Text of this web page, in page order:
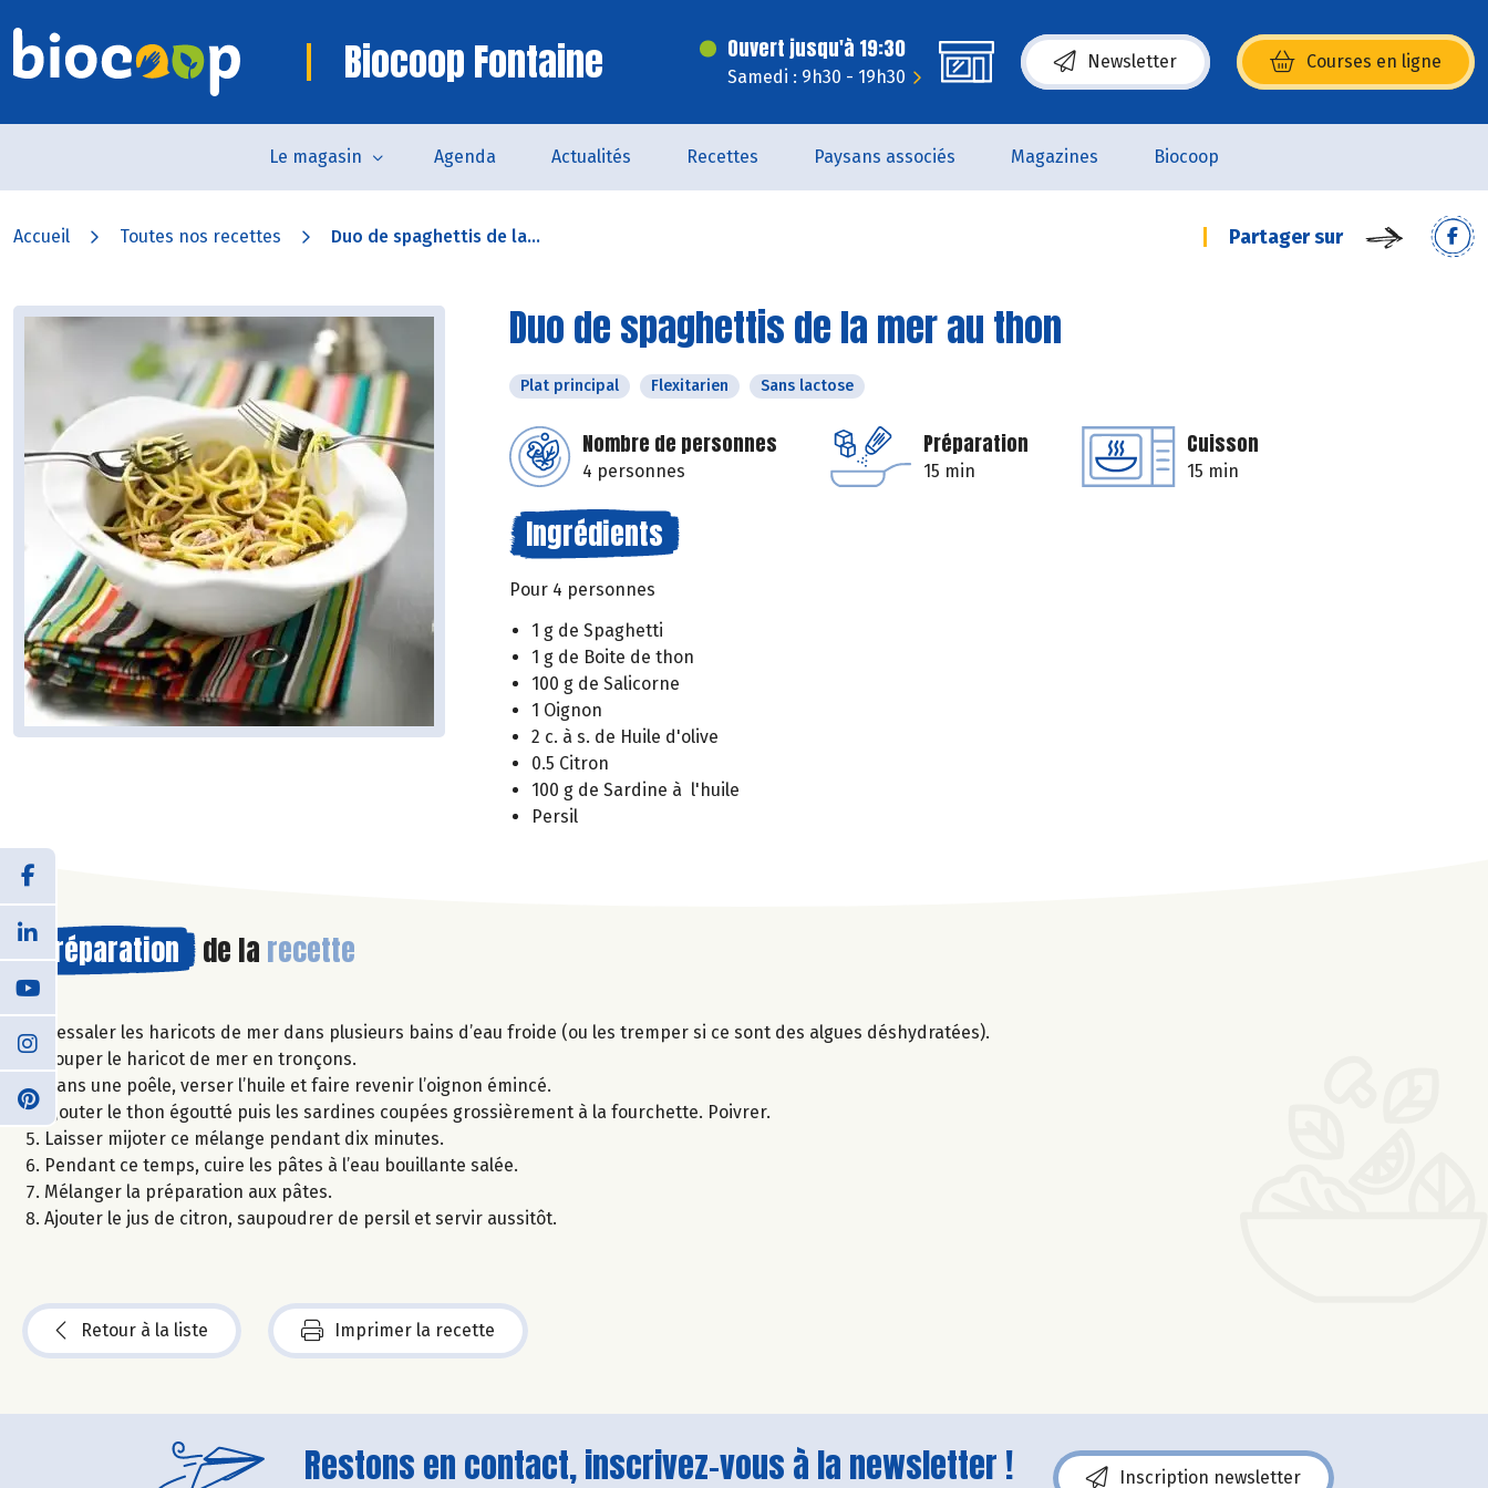
Biocoop Fontaine Ouvert jusqu'à 19:30
Samedi : 9h30 - 19h30
Newsletter Courses en ligne
(s’ouvre dans une nouvelle fenêtre)
Le magasin Agenda Actualités Recettes Paysans associés Magazines Biocoop
Accueil Toutes nos recettes Duo de spaghettis de la... Partager sur
Duo de spaghettis de la mer au thon
Plat principal Flexitarien Sans lactose
Nombre de personnes
4 personnes
Préparation
15 min
Cuisson
15 min
Ingrédients
Pour 4 personnes
1 g de Spaghetti
1 g de Boite de thon
100 g de Salicorne
1 Oignon
2 c. à s. de Huile d'olive
0.5 Citron
100 g de Sardine à l'huile
Persil
Préparation de la recette
Dessaler les haricots de mer dans plusieurs bains d’eau froide (ou les tremper si ce sont des algues déshydratées).
Couper le haricot de mer en tronçons.
Dans une poêle, verser l’huile et faire revenir l’oignon émincé.
Ajouter le thon égoutté puis les sardines coupées grossièrement à la fourchette. Poivrer.
Laisser mijoter ce mélange pendant dix minutes.
Pendant ce temps, cuire les pâtes à l’eau bouillante salée.
Mélanger la préparation aux pâtes.
Ajouter le jus de citron, saupoudrer de persil et servir aussitôt.
Retour à la liste Imprimer la recette
Restons en contact, inscrivez-vous à la newsletter ! Inscription newsletter